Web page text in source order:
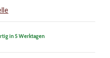
in 5 Werktagen